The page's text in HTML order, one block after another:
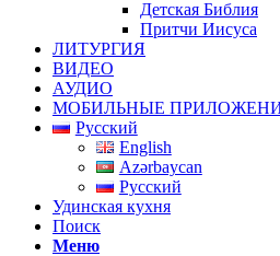
Детская Библия
Притчи Иисуса
ЛИТУРГИЯ
ВИДЕО
АУДИО
МОБИЛЬНЫЕ
Русский
English
Azərbaycan
Русский
Удинская кухня
Поиск
Меню